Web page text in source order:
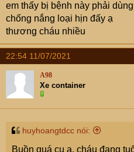
em thấy bị bệnh này phải
chống nắng loại hịn đấy ạ
thương cháu nhiều
22:54 11/07/2021
A98
Xe container
huyhoangtdcc nói:
Buồn quá cụ ạ, cháu đang